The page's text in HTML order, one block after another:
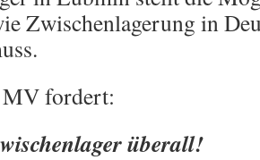
Zwischenlagerung in
fordert:
überall!